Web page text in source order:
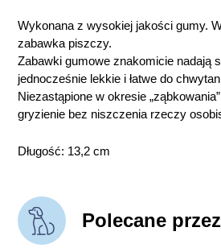
Wykonana z wysokiej jakości gumy.
zabawka piszczy.
Zabawki gumowe znakomicie nadają
jednocześnie lekkie i łatwe do
Niezastąpione w okresie
gryzienie bez niszczenia rzeczy
Długość: 13,2 cm
Polecane